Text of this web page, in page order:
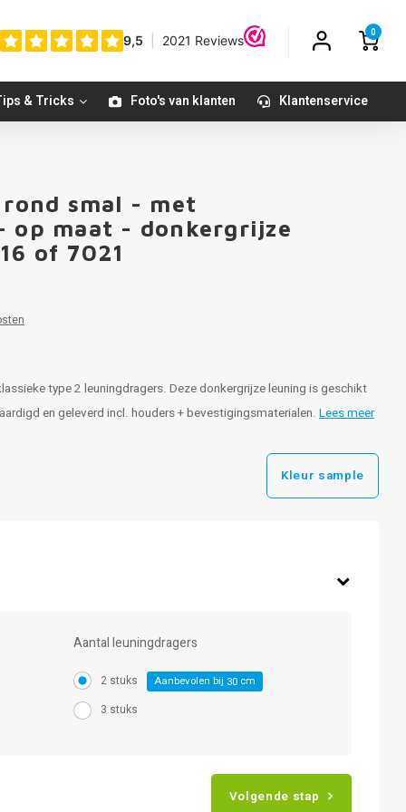
0
& Tricks Foto's van klanten Klantenservice
smal - met
op maat - donkergrijze
of 7021
type 2 leuningdragers. Deze donkergrijze leuning is geschikt
en geleverd incl. houders + bevestigingsmaterialen. Lees meer
Kleur sample
Aantal leuningdragers
2 stuks Aanbevolen bij 30 cm
3 stuks
Volgende stap